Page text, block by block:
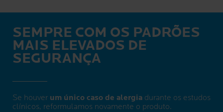
SEMPRE COM OS PADRÕES
MAIS ELEVADOS DE
SEGURANÇA
Se houver um único caso de alergia durante os estudos
clínicos, reformulamos novamente o produto.